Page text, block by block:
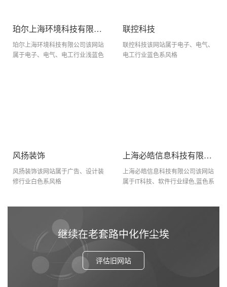
珀尔上海环境科技有限公司
珀尔上海环境科技有限公司该网站
属于电子、电气、电工行业浅蓝色
联控科技
联控科技该网站属于电子、电气、
电工行业蓝色系风格
风扬装饰
风扬装饰该网站属于广告、设计装
修行业白色系风格
上海必皓信息科技有限公司
上海必皓信息科技有限公司该网站
属于IT科技、软件行业绿色,蓝色系
继续在老套路中化作尘埃
评估旧网站